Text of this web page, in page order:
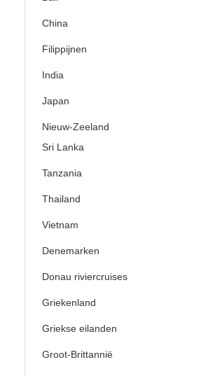
China
Filippijnen
India
Japan
Nieuw-Zeeland
Sri Lanka
Tanzania
Thailand
Vietnam
Denemarken
Donau riviercruises
Griekenland
Griekse eilanden
Groot-Brittannië